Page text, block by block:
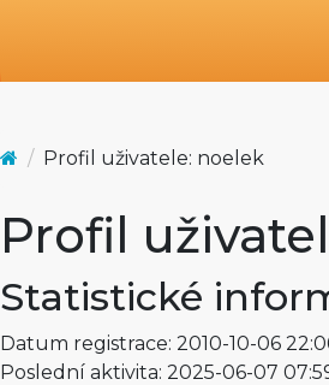
Profil uživatele: noelek
Profil
Statistické
Datum registrace: 2010-10-06
Poslední aktivita: 2025-06-07